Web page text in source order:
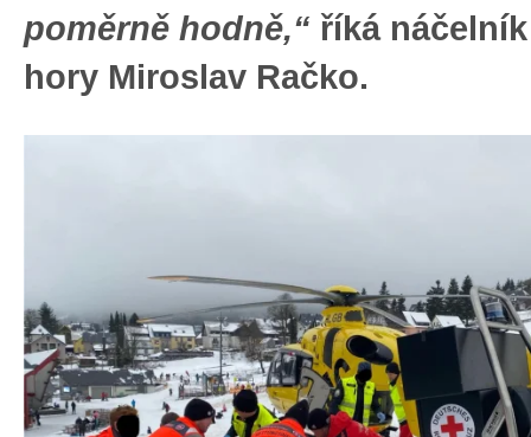
poměrně hodně,“ říká
hory Miroslav Račko.